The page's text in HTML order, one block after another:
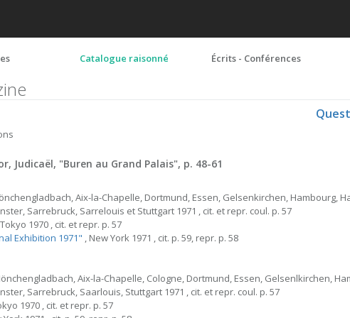
Catalogue raisonné Écrits - Conférences
Judicaël, "Buren au Grand Palais", p. 48-61
Aix-la-Chapelle, Dortmund, Essen, Gelsenkirchen, Hambourg,
Sarrebruck, Sarrelouis et Stuttgart 1971 , cit. et repr. coul. p. 57
1970 , cit. et repr. p. 57
Exhibition 1971" , New York 1971 , cit. p. 59, repr. p. 58
Aix-la-Chapelle, Cologne, Dortmund, Essen, Gelsenlkirchen,
Sarrebruck, Saarlouis, Stuttgart 1971 , cit. et repr. coul. p. 57
1970 , cit. et repr. p. 57